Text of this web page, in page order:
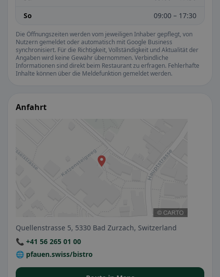
So
09:00 – 17:30
Die Öffnungszeiten werden vom jeweiligen Inhaber gepflegt, von
Nutzern gemeldet oder automatisch mit Google Business
synchronisiert. Für die Richtigkeit, Vollständigkeit und Aktualität der
Angaben wird keine Gewähr übernommen. Verbindliche
Informationen sind direkt beim Restaurant zu erfragen. Fehlerhafte
Inhalte können über die Meldefunktion gemeldet werden.
Anfahrt
Quellenstrasse 5, 5330 Bad Zurzach, Switzerland
📞 +41 56 265 01 00
🌐 pfauen.swiss/bistro